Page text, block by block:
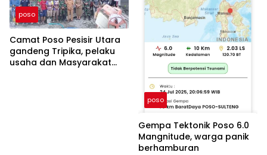
poso
Camat Poso Pesisir Utara
gandeng Tripika, pelaku
usaha dan Masyarakat
poso
Gempa Tektonik Poso 6.0
Mangnitude, warga panik
berhamburan